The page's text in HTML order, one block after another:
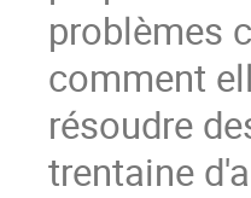
problèmes
comment
résoudre
trentaine